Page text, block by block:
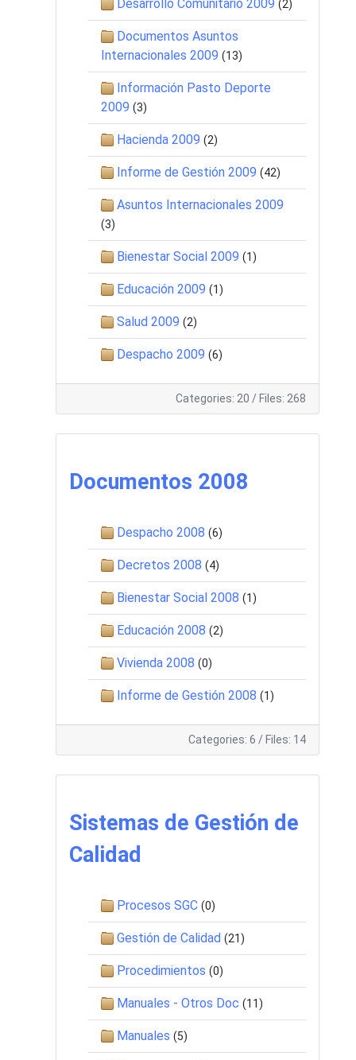
Desarrollo Comunitario 2009 (2)
Documentos Asuntos
Internacionales 2009 (13)
Información Pasto Deporte
2009 (3)
Hacienda 2009 (2)
Informe de Gestión 2009 (42)
Asuntos Internacionales 2009
(3)
Bienestar Social 2009 (1)
Educación 2009 (1)
Salud 2009 (2)
Despacho 2009 (6)
Categories: 20 / Files: 268
Documentos 2008
Despacho 2008 (6)
Decretos 2008 (4)
Bienestar Social 2008 (1)
Educación 2008 (2)
Vivienda 2008 (0)
Informe de Gestión 2008 (1)
Categories: 6 / Files: 14
Sistemas de Gestión de
Calidad
Procesos SGC (0)
Gestión de Calidad (21)
Procedimientos (0)
Manuales - Otros Doc (11)
Manuales (5)